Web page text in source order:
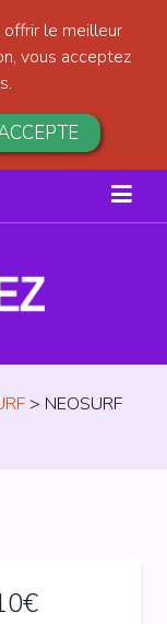
le meilleur
vous acceptez
> NEOSURF